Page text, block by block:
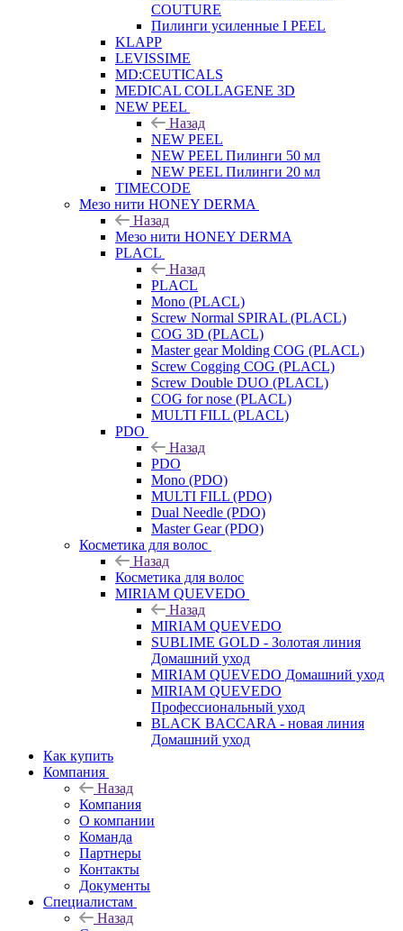
COUTURE
Пилинги усиленные I PEEL
KLAPP
LEVISSIME
MD:CEUTICALS
MEDICAL COLLAGENE 3D
NEW PEEL
Назад
NEW PEEL
NEW PEEL Пилинги 50 мл
NEW PEEL Пилинги 20 мл
TIMECODE
Мезо нити HONEY DERMA
Назад
Мезо нити HONEY DERMA
PLACL
Назад
PLACL
Mono (PLACL)
Screw Normal SPIRAL (PLACL)
COG 3D (PLACL)
Master gear Molding COG (PLACL)
Screw Cogging COG (PLACL)
Screw Double DUO (PLACL)
COG for nose (PLACL)
MULTI FILL (PLACL)
PDO
Назад
PDO
Mono (PDO)
MULTI FILL (PDO)
Dual Needle (PDO)
Master Gear (PDO)
Косметика для волос
Назад
Косметика для волос
MIRIAM QUEVEDO
Назад
MIRIAM QUEVEDO
SUBLIME GOLD - Золотая линия
Домашний уход
MIRIAM QUEVEDO Домашний уход
MIRIAM QUEVEDO
Профессиональный уход
BLACK BACCARA - новая линия
Домашний уход
Как купить
Компания
Назад
Компания
О компании
Команда
Партнеры
Контакты
Документы
Специалистам
Назад